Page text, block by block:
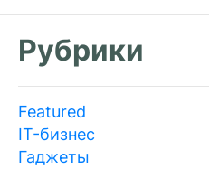
Рубрики
Featured
IT-бизнес
Гаджеты